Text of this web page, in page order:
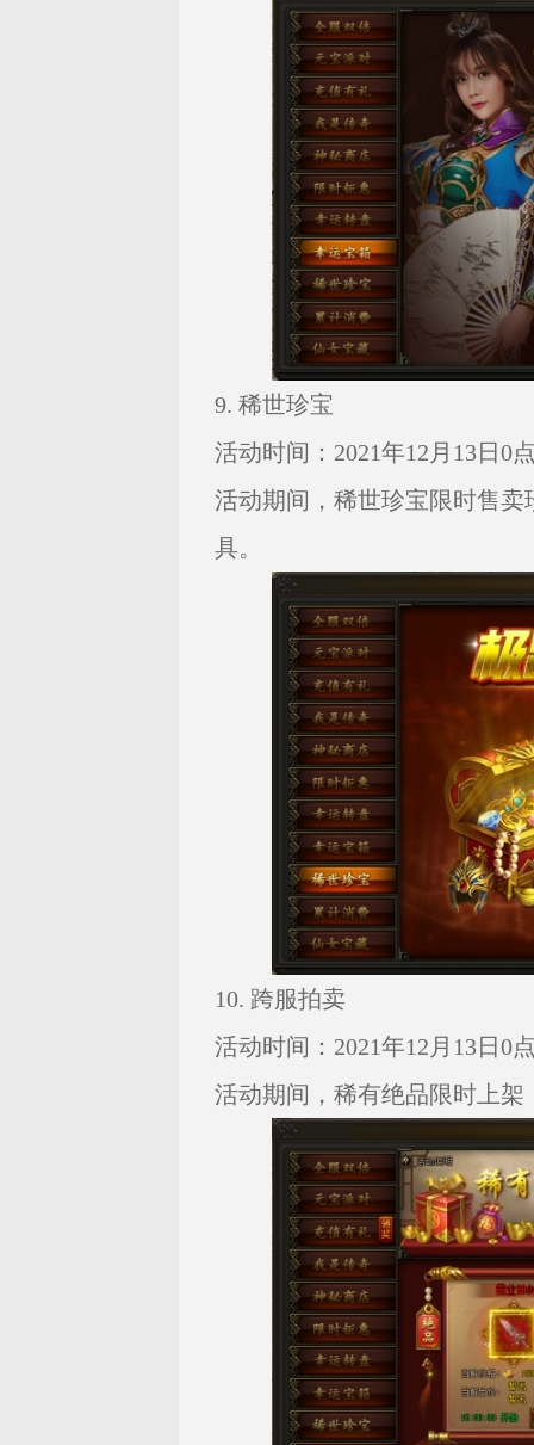
9. 稀世珍宝
活动时间：2021年12月13日0
活动期间，稀世珍宝限时售
具。
10. 跨服拍卖
活动时间：2021年12月13日0
活动期间，稀有绝品限时上